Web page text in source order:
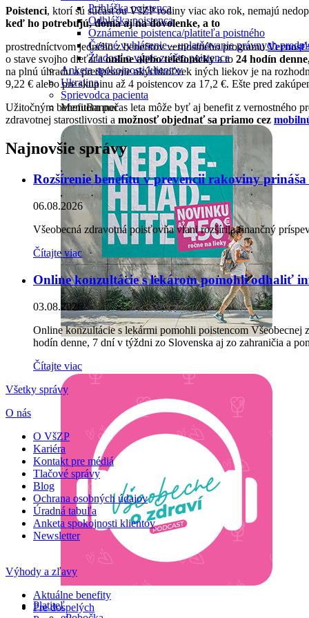
Prihláška poistenca
Odhláška poistenca
Oznámenie poistenca/platiteľa poistného
Čestné vyhlásenie – uplatňovanie právnych
Žiadosť o výpis z účtu poistenca
Anketa spokojnosti klientov
Ukrajina
Sprievodca pacienta
MenuBanner
Platiteľ
Poistenci, ktorí sú súčasťou VšZP rodiny viac ako rok, nemajú
keď ho potrebujú, doma aj na dovolenke, a to
prostredníctvom jedného z benefitov vernostného programu
o stave svojho dieťaťaonline alebo telefonickya to 24 hodín
na plnú úhradu a predpísanie akýchkoľvek iných liekov je na
9,22 € alebo pre skupinu až 4 poistencov za 17,2 €. Ešte pred
Užitočným benefitom počas leta môže byť aj benefit z vernostného
zdravotnej starostlivosti a možnosť objednať sa priamo cez
Najnovšie správy
Rozšírenie benefitu v prevencii rakoviny
06.08.2026
Všeobecná zdravotná poisťovňa vlani rozšírila finančný
Čítajte viac
Online konzultácie s lekárom pomohli odhaliť
03.08.2026
Online konzultácie s lekármi pomohli poistencom
hodín denne, 7 dní v týždni zo Slovenska aj zo zahraničia a
Čítajte viac
Všetky správy
O nás
O VšZP
Kariéra
Kontakt pre médiá
Tlačové správy
Blog
Ochrana osobných údajov
Úradná tabuľa
Anketa spokojnosti klientov
Newsletter
Výhody a zľavy
Aktuálne benefity
Pre dospelých